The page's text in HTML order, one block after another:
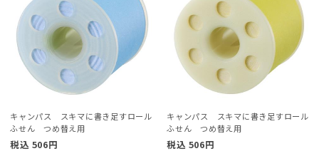
キャンパス スキマに書き足すロール
ふせん つめ替え用
税込 506円
キャンパス スキマに書き足すロール
ふせん つめ替え用
税込 506円